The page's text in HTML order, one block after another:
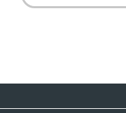
（四）方式：自